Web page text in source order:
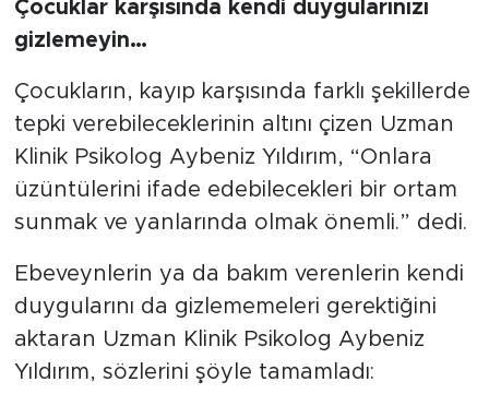
Çocuklar karşısında kendi duygularınızı
Çocukların, kayıp karşısında farklı şekillerde
tepki verebileceklerinin altını çizen Uzman
Klinik Psikolog Aybeniz Yıldırım, “Onlara
üzüntülerini ifade edebilecekleri bir ortam
Ebeveynlerin ya da bakım verenlerin kendi
duygularını da gizlememeleri gerektiğini
aktaran Uzman Klinik Psikolog Aybeniz